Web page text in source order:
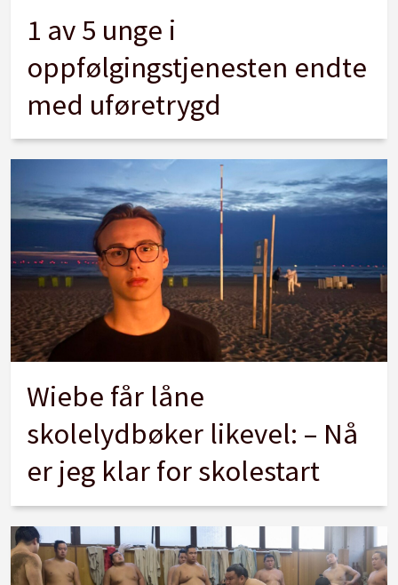
1 av 5 unge i
oppfølgingstjenesten endte
med uføretrygd
Wiebe får låne
skolelydbøker likevel: – Nå
er jeg klar for skolestart